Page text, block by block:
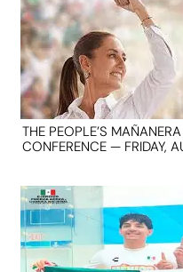
THE PEOPLE’S
CONFERENCE — FRIDAY,